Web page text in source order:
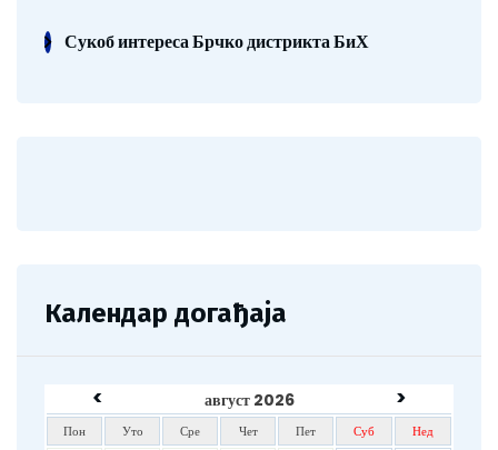
Сукоб интереса Брчко дистрикта БиХ
Календар догађаја
< август 2026 >
Пон Уто Сре Чет Пет Суб Нед